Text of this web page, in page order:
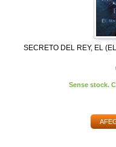
SECRETO DEL REY, EL
Sense stock.